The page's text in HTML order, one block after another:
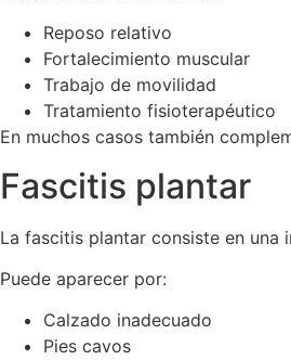
Reposo relativo
Fortalecimiento muscular
Trabajo de movilidad
Tratamiento fisioterapéutico
En muchos casos también
Fascitis plantar
La fascitis plantar consiste en una
Puede aparecer por:
Calzado inadecuado
Pies cavos